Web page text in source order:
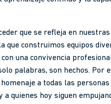
que se refleja en
que construimos equipos
una convivencia
palabras, son hechos. Por
a todas las personas
a quienes hoy siguen